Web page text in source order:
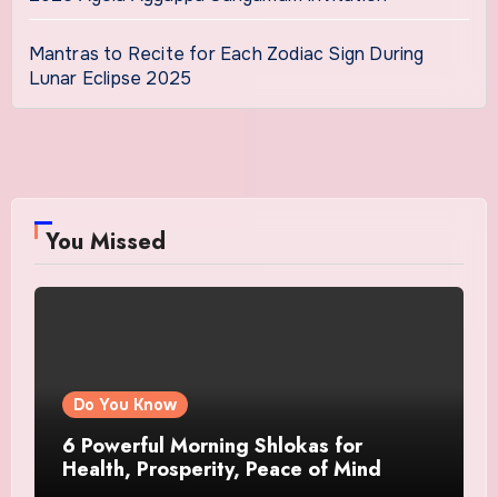
Mantras to Recite for Each Zodiac Sign During
Lunar Eclipse 2025
You Missed
Do You Know
6 Powerful Morning Shlokas for
Health, Prosperity, Peace of Mind